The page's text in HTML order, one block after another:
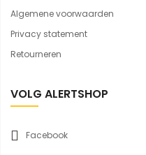
Algemene voorwaarden
Privacy statement
Retourneren
VOLG ALERTSHOP
Facebook